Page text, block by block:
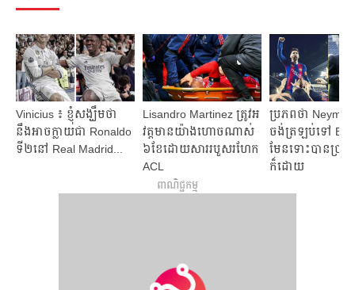
Vinicius ៖ ខ្ញុំ​សង្ឃឹម​ថា ​
នឹង​អាច​ក្លាយជា Ronaldo
ទី​២​នៅ Real Madrid...
Lisandro Martinez ត្រូវ​អ
វត្តមាន​យ៉ាង​ហោច​ណាស់​
៦​ខែ​ដោយ​សារ​របួស​រហែក​
ACL
ប្រភព​ថា
ចង់​ត្រឡប់​ទៅ
មែន​ទោះ​បាន​ប្រា
ក៏​ដោយ​​
ពាណិជ្ជកម្ម